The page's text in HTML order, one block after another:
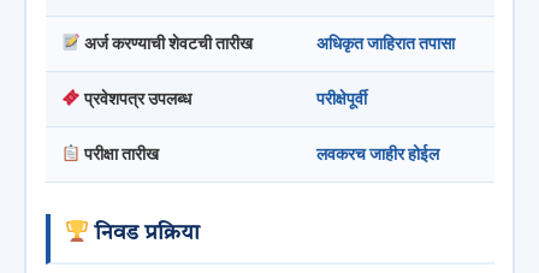
अर्ज करण्याची शेवटची तारीख अधिकृत जाहिरात तपासा
प्रवेशपत्र उपलब्ध परीक्षेपूर्वी
परीक्षा तारीख लवकरच जाहीर होईल
निवड प्रक्रिया